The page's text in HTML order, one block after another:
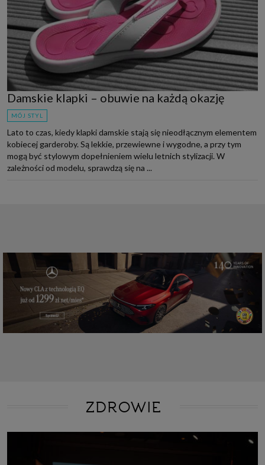
Damskie klapki – obuwie na każdą okazję
MÓJ STYL
Lato to czas, kiedy klapki damskie stają się nieodłącznym elementem
kobiecej garderoby. Są lekkie, przewiewne i wygodne, a przy tym
mogą być stylowym dopełnieniem wielu letnich stylizacji. W
zależności od modelu, sprawdzą się na ...
ZDROWIE